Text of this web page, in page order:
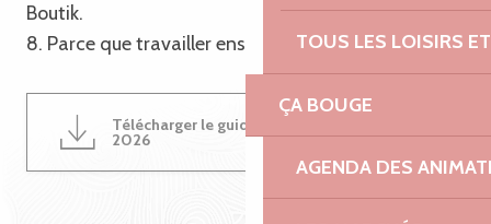
TOUS LES LOISIRS
ÇA BOUGE
AGENDA DES
Boutik.
8. Parce que travailler ensemble est une évidence !
Télécharger le guide du partenariat
2026